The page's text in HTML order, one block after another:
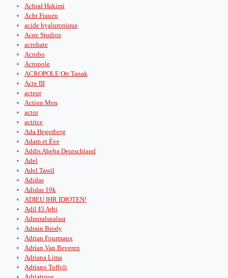
Achraf Hakimi
Acht Frauen
acide hyaluronique
Acne Studios
acrobate
Acrobo
Acropole
ACROPOLE Ott Tanak
Acte III
acteur
Action Men
actor
actrice
Ada Hegerberg
Adam et Ève
Addis Abeba Deutschland
Adel
Adel Tawil
Adidas
Adidas 10k
ADIEU IHR IDIOTEN!
Adil El Arbi
Admiralspalast
Adrain Brody
Adrian Fourmaux
Adrian Van Beveren
Adriana Lima
Adriano Toffoli